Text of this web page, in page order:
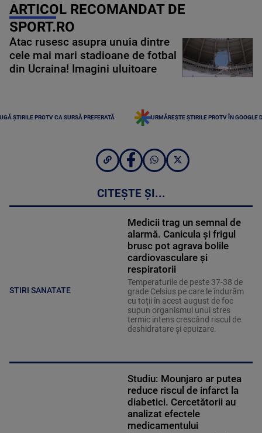
ARTICOL RECOMANDAT DE
SPORT.RO
Atac rusesc asupra unuia dintre
cele mai mari stadioane de fotbal
din Ucraina! Imagini uluitoare
ȘTIRILE PROTV CA SURSĂ PREFERATĂ URMĂREȘTE ȘTIRILE PROTV ÎN GOOGLE
CITEȘTE ȘI...
STIRI SANATATE
Medicii trag un semnal de
alarmă. Canicula și frigul
brusc pot agrava bolile
cardiovasculare și
respiratorii
Temperaturile de peste 37-38 de
grade Celsius pe care le îndurăm
cu toții în acest august de foc
supun organismul unui stres
termic intens crescând riscul de
deshidratare și epuizare.
Studiu: Mounjaro ar putea
reduce riscul de infarct la
diabetici. Cercetătorii au
analizat efectele
medicamentului